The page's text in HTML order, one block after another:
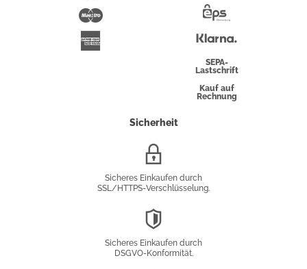
Maestro
Überweisung
SEPA-
Lastschrift
Kauf auf
Rechnung
Sicherheit
Sicheres Einkaufen durch
SSL/HTTPS-Verschlüsselung.
Sicheres Einkaufen durch
DSGVO-Konformität.